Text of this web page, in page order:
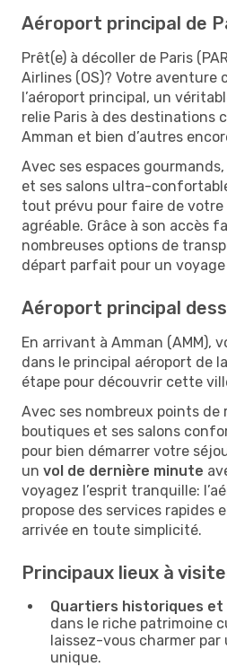
Aéroport principal de
Prêt(e) à décoller de Paris
Airlines (OS)? Votre
l’aéroport principal, un
relie Paris à des destinations
Amman et bien d’autres
Avec ses espaces
et ses salons ultra-
tout prévu pour faire de
agréable. Grâce à son accès
nombreuses options de
départ parfait pour un
Aéroport principal
En arrivant à Amman (AMM),
dans le principal aéroport de
étape pour découvrir cette
Avec ses nombreux points de
boutiques et ses salons
pour bien démarrer votre
un vol de dernière minute
voyagez l’esprit tranquille:
propose des services rapides
arrivée en toute simplicité.
Principaux lieux à
Quartiers historiques et
dans le riche patrimoine
laissez-vous charmer
unique.